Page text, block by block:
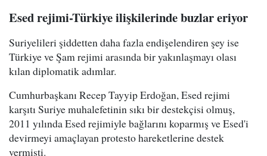
Esed rejimi-Türkiye ilişkilerinde buzlar eriyor
Suriyelileri şiddetten daha fazla endişelendiren şey ise
Türkiye ve Şam rejimi arasında bir yakınlaşmayı olası
kılan diplomatik adımlar.
Cumhurbaşkanı Recep Tayyip Erdoğan, Esed rejimi
karşıtı Suriye muhalefetinin sıkı bir destekçisi olmuş,
2011 yılında Esed rejimiyle bağlarını koparmış ve Esed'i
devirmeyi amaçlayan protesto hareketlerine destek
vermişti.